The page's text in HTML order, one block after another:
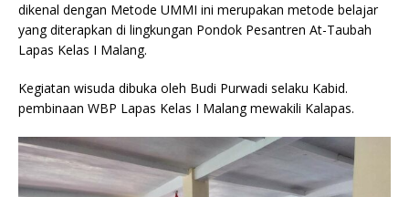
dikenal dengan Metode UMMI ini merupakan metode belajar
yang diterapkan di lingkungan Pondok Pesantren At-Taubah
Lapas Kelas I Malang.
Kegiatan wisuda dibuka oleh Budi Purwadi selaku Kabid.
pembinaan WBP Lapas Kelas I Malang mewakili Kalapas.